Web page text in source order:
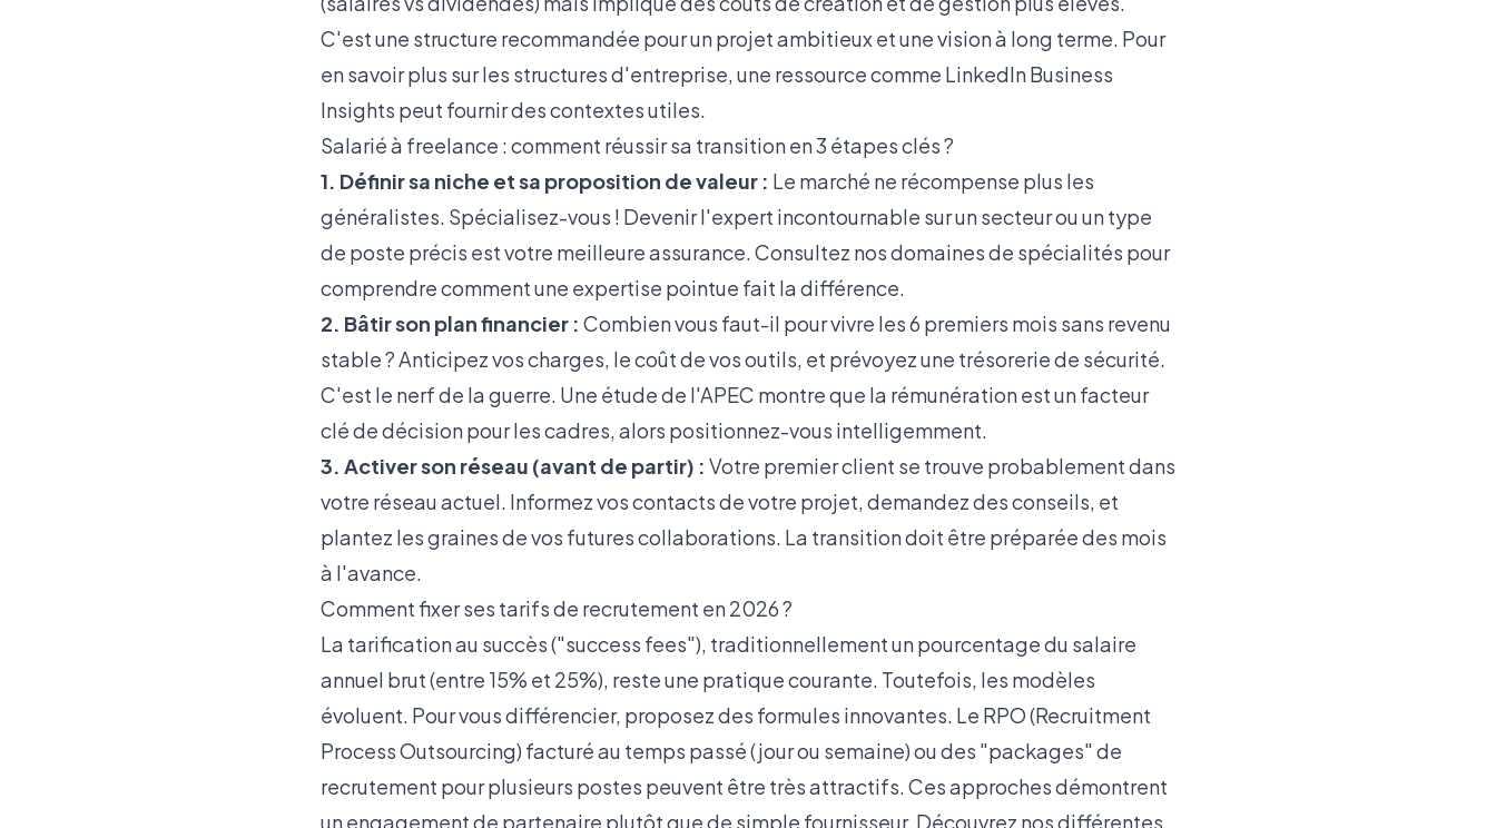
C'est une structure recommandée pour un projet ambitieux et une vision à long terme. Pour
en savoir plus sur les structures d'entreprise, une ressource comme LinkedIn Business
Insights peut fournir des contextes utiles.
Salarié à freelance : comment réussir sa transition en 3 étapes clés ?
1. Définir sa niche et sa proposition de valeur : Le marché ne récompense plus les
généralistes. Spécialisez-vous ! Devenir l'expert incontournable sur un secteur ou un type
de poste précis est votre meilleure assurance. Consultez nosdomaines de spécialités pour
comprendre comment une expertise pointue fait la différence.
2. Bâtir son plan financier : Combien vous faut-il pour vivre les 6 premiers mois sans revenu
stable ? Anticipez vos charges, le coût de vos outils, et prévoyez une trésorerie de sécurité.
C'est le nerf de la guerre. Une étude de l'APEC montre que la rémunération est un facteur
clé de décision pour les cadres, alors positionnez-vous intelligemment.
3. Activer son réseau (avant de partir) : Votre premier client se trouve probablement dans
votre réseau actuel. Informez vos contacts de votre projet, demandez des conseils, et
plantez les graines de vos futures collaborations. La transition doit être préparée des mois
à l'avance.
Comment fixer ses tarifs de recrutement en 2026 ?
La tarification au succès ("success fees"), traditionnellement un pourcentage du salaire
annuel brut (entre 15% et 25%), reste une pratique courante. Toutefois, les modèles
évoluent. Pour vous différencier, proposez des formules innovantes. Le RPO (Recruitment
Process Outsourcing) facturé au temps passé (jour ou semaine) ou des "packages" de
recrutement pour plusieurs postes peuvent être très attractifs. Ces approches démontrent
un engagement de partenaire plutôt que de simple fournisseur. Découvrez nosdifférentes